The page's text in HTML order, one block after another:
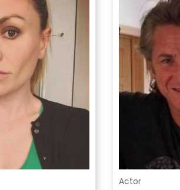
Actor